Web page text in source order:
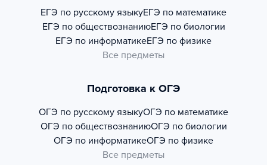
ЕГЭ по русскому языкуЕГЭ по математике
ЕГЭ по обществознаниюЕГЭ по биологии
ЕГЭ по информатикеЕГЭ по физике
Все предметы
Подготовка к ОГЭ
ОГЭ по русскому языкуОГЭ по математике
ОГЭ по обществознаниюОГЭ по биологии
ОГЭ по информатикеОГЭ по физике
Все предметы